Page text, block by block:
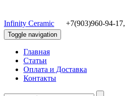
Infinity Ceramic +7(903)960-94-17,
Toggle navigation
Главная
Статьи
Оплата и Доставка
Контакты